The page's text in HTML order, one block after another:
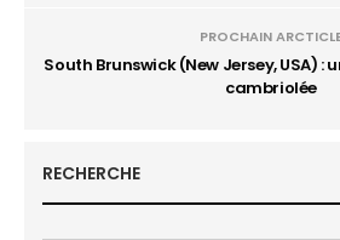
PROCHAIN
South Brunswick (New Jersey, USA) :
cambriolée
RECHERCHE